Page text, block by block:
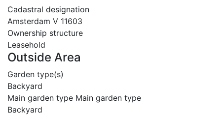
Cadastral designation
Amsterdam V 11603
Ownership structure
Leasehold
Outside Area
Garden type(s)
Backyard
Main garden type Main garden type
Backyard